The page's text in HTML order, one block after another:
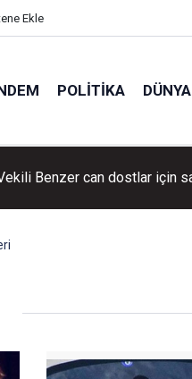
Ekle
POLITIKA DÜNYA
tarihi köye yoğun ilgi!